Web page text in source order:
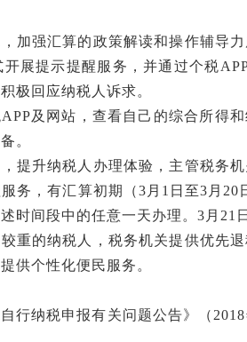
加强汇算的政策解读和操作辅导
展提示提醒服务，并通过个税
极回应纳税人诉求。
APP及网站，查看自己的综合所得
。
提升纳税人办理体验，主管税务
务，有汇算初期（3月1日至3月20
时间段中的任意一天办理。3月21
重的纳税人，税务机关提供优先
供个性化便民服务。
行纳税申报有关问题公告》（